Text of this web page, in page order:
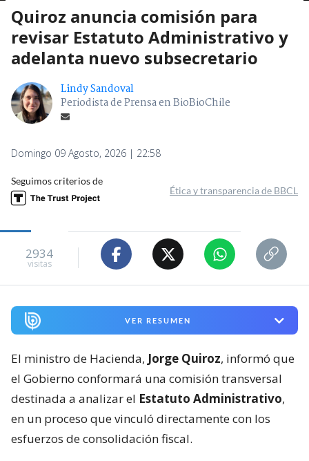
Quiroz anuncia comisión para
revisar Estatuto Administrativo y
adelanta nuevo subsecretario
Lindy Sandoval
Periodista de Prensa en BioBioChile
Domingo 09 Agosto, 2026 | 22:58
Seguimos criterios de
Ética y transparencia de BBCL
2934
visitas
VER RESUMEN
El ministro de Hacienda, Jorge Quiroz, informó que
el Gobierno conformará una comisión transversal
destinada a analizar el Estatuto Administrativo,
en un proceso que vinculó directamente con los
esfuerzos de consolidación fiscal.